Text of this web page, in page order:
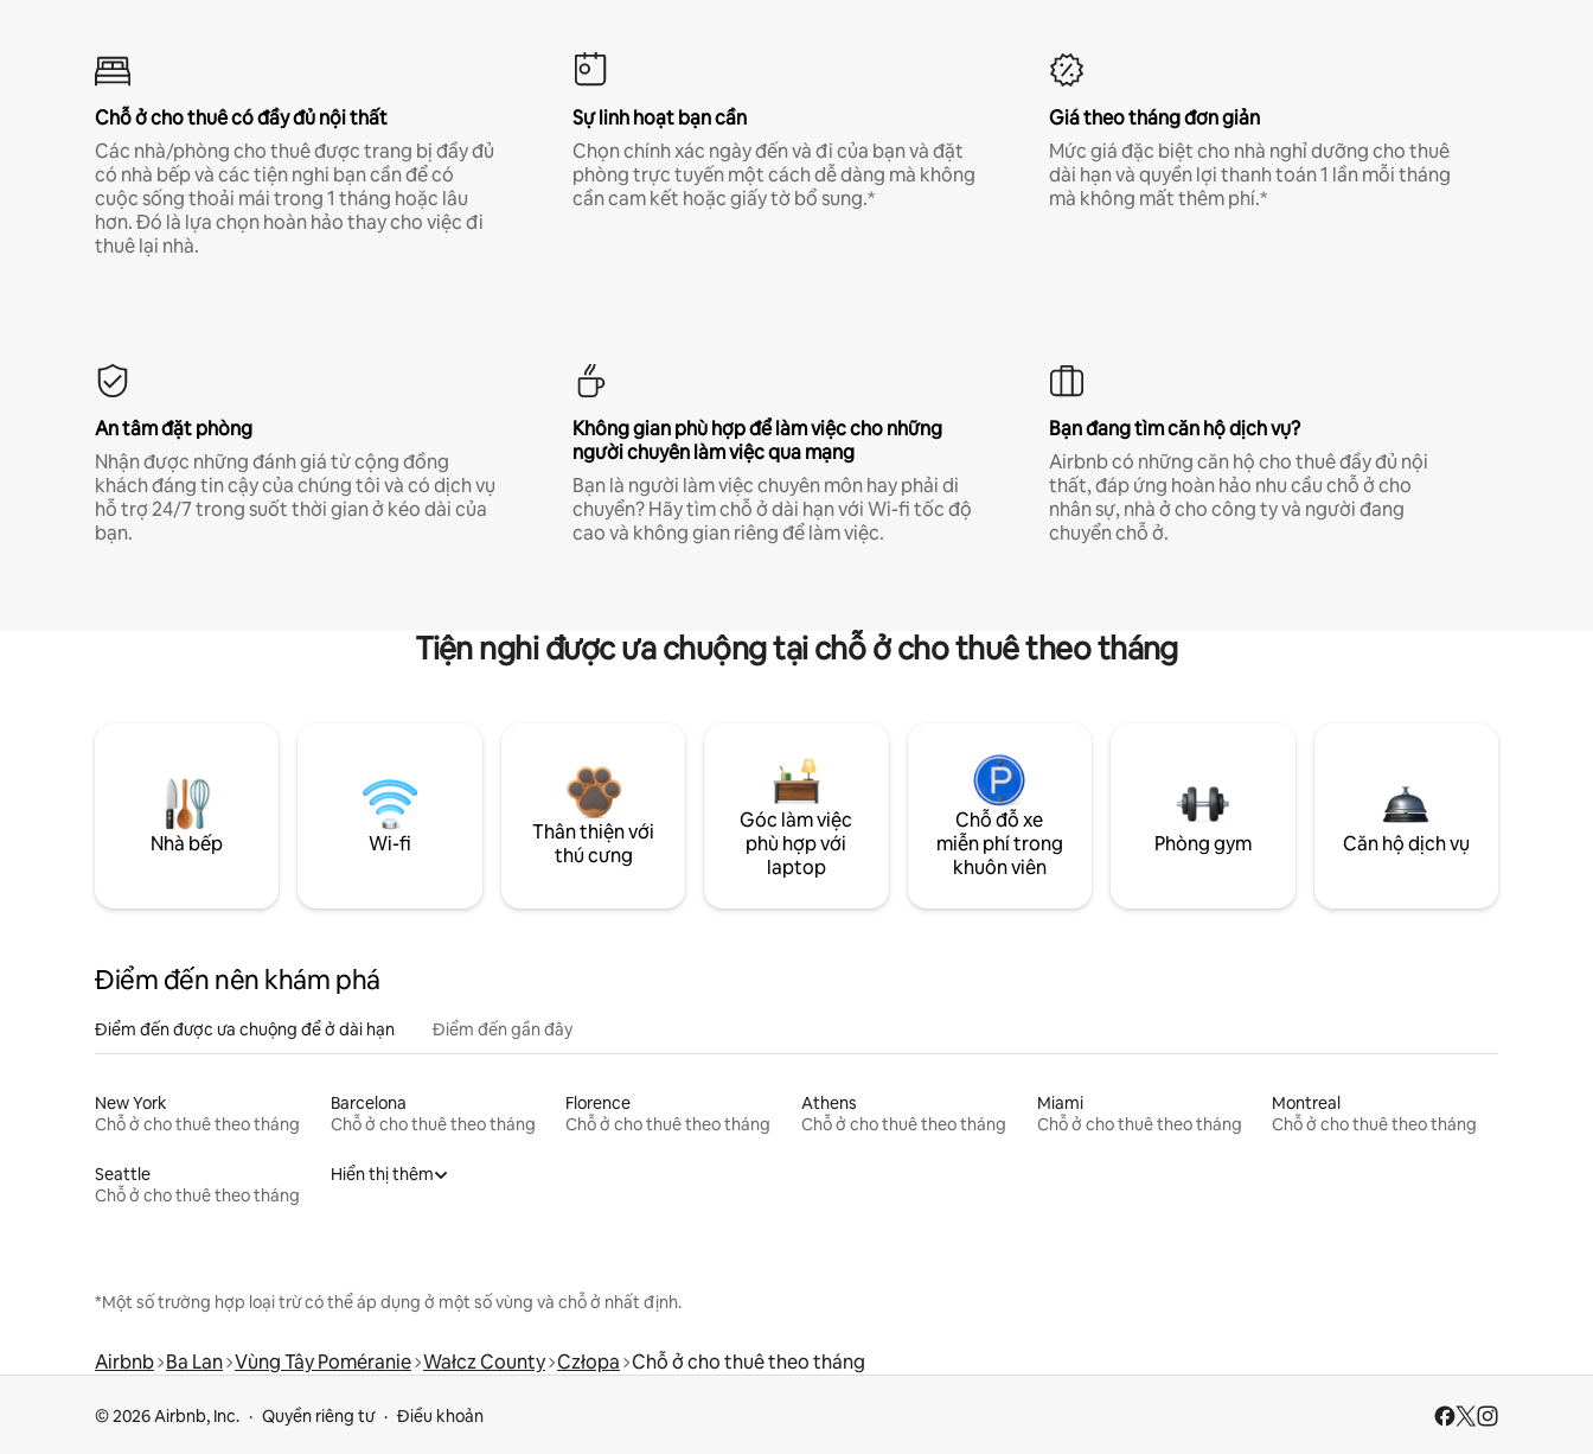
Chỗ ở cho thuê có đầy đủ nội thất
Các nhà/phòng cho thuê được trang bị đầy đủ
có nhà bếp và các tiện nghi bạn cần để có
cuộc sống thoải mái trong 1 tháng hoặc lâu
hơn. Đó là lựa chọn hoàn hảo thay cho việc đi
thuê lại nhà.
Sự linh hoạt bạn cần
Chọn chính xác ngày đến và đi của bạn và đặt
phòng trực tuyến một cách dễ dàng mà không
cần cam kết hoặc giấy tờ bổ sung.*
Giá theo tháng đơn giản
Mức giá đặc biệt cho nhà nghỉ dưỡng cho thuê
dài hạn và quyền lợi thanh toán 1 lần mỗi tháng
mà không mất thêm phí.*
An tâm đặt phòng
Nhận được những đánh giá từ cộng đồng
khách đáng tin cậy của chúng tôi và có dịch vụ
hỗ trợ 24/7 trong suốt thời gian ở kéo dài của
bạn.
Không gian phù hợp để làm việc cho những
người chuyên làm việc qua mạng
Bạn là người làm việc chuyên môn hay phải di
chuyển? Hãy tìm chỗ ở dài hạn với Wi-fi tốc độ
cao và không gian riêng để làm việc.
Bạn đang tìm căn hộ dịch vụ?
Airbnb có những căn hộ cho thuê đầy đủ nội
thất, đáp ứng hoàn hảo nhu cầu chỗ ở cho
nhân sự, nhà ở cho công ty và người đang
chuyển chỗ ở.
Tiện nghi được ưa chuộng tại chỗ ở cho thuê theo tháng
Nhà bếp Wi-fi
Thân thiện với
thú cưng
Góc làm việc
phù hợp với
laptop
Chỗ đỗ xe
miễn phí trong
khuôn viên
Phòng gym Căn hộ dịch vụ
Điểm đến nên khám phá
Điểm đến được ưa chuộng để ở dài hạn Điểm đến gần đây
New York
Chỗ ở cho thuê theo tháng
Barcelona
Chỗ ở cho thuê theo tháng
Florence
Chỗ ở cho thuê theo tháng
Athens
Chỗ ở cho thuê theo tháng
Miami
Chỗ ở cho thuê theo tháng
Montreal
Chỗ ở cho thuê theo tháng
Seattle
Chỗ ở cho thuê theo tháng
Hiển thị thêm
*Một số trường hợp loại trừ có thể áp dụng ở một số vùng và chỗ ở nhất định.
Airbnb Ba Lan Vùng Tây Poméranie Wałcz County Człopa Chỗ ở cho thuê theo tháng
© 2026 Airbnb, Inc. Quyền riêng tư Điều khoản